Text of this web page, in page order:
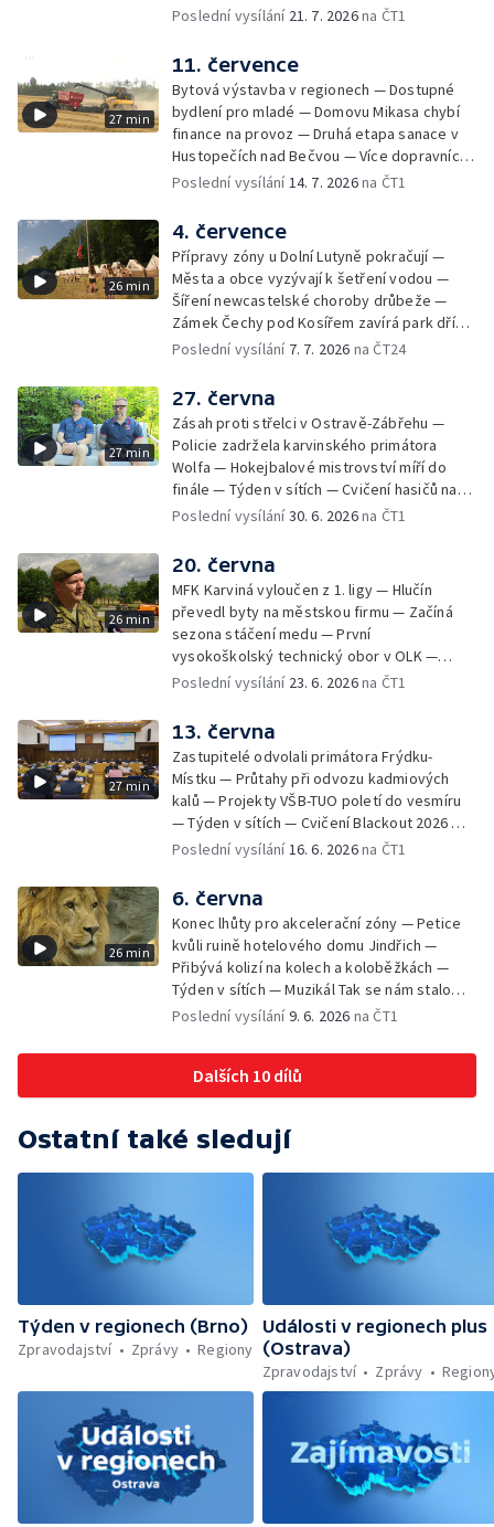
— Týden v sítích — Umění v době umělé
Poslední vysílání 21. 7. 2026na ČT1
27 min
11. července
Bytová výstavba v regionech — Dostupné
bydlení pro mladé — Domovu Mikasa chybí
finance na provoz — Druhá etapa sanace v
Hustopečích nad Bečvou — Více dopravních
nehod v létě — Týden v sítích — Žně v Česku
Poslední vysílání14. 7. 2026na ČT1
26 min
4. července
Přípravy zóny u Dolní Lutyně pokračují —
Města a obce vyzývají k šetření vodou —
Šíření newcastelské choroby drůbeže —
Zámek Čechy pod Kosířem zavírá park dříve
— Začíná hlavní turistická sezóna v MS kraji
150 let od narození Jana Čapka
Poslední vysílání 7. 7. 2026 na ČT24
27 min
27. června
Zásah proti střelci v Ostravě-Zábřehu —
Policie zadržela karvinského primátora
Wolfa — Hokejbalové mistrovství míří do
finále — Týden v sítích — Cvičení hasičů na
letišti v Mošnově — Od července povinná
Poslední vysílání30. 6. 2026na ČT1
26 min
20. června
MFK Karviná vyloučen z 1. ligy — Hlučín
převedl byty na městskou firmu — Začíná
sezona stáčení medu — První
vysokoškolský technický obor v OLK —
Týden v sítích — Tanky Leopard 2A4
četníka z Liptaňské tragédie
Poslední vysílání 23. 6. 2026na ČT1
27 min
13. června
Zastupitelé odvolali primátora Frýdku-
Místku — Průtahy při odvozu kadmiových
kalů — Projekty VŠB-TUO poletí do vesmíru
— Týden v sítích — Cvičení Blackout 2026 —
Budeme sledovat
Poslední vysílání16. 6. 2026na ČT1
26 min
6. června
Konec lhůty pro akcelerační zóny — Petice
kvůli ruině hotelového domu Jindřich —
Přibývá kolizí na kolech a koloběžkách —
Týden v sítích — Muzikál Tak se nám stalo
končí — Pěchotní srub otevřen pro
Poslední vysílání9. 6. 2026 na ČT1
Dalších 10 dílů
Ostatní také sledují
Týden v regionech (Brno)
Zpravodajství
Zprávy Regiony
Události v regionech plus
(Ostrava)
Zpravodajství
Zprávy